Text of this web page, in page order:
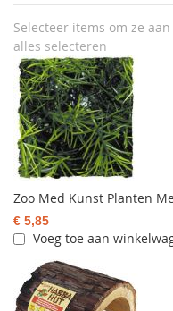
Selecteer items om ze
alles selecteren
Zoo Med Kunst Planten
€ 5,85
Voeg toe aan